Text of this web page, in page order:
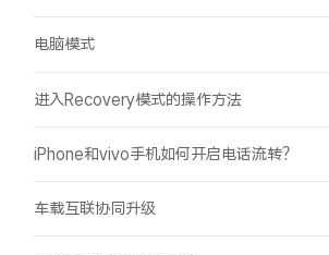
电脑模式
进入Recovery模式的操作方法
iPhone和vivo手机如何开启电话流转？
车载互联协同升级